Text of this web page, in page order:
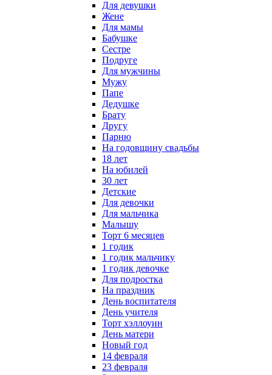
Для девушки
Жене
Для мамы
Бабушке
Сестре
Подруге
Для мужчины
Мужу
Папе
Дедушке
Брату
Другу
Парню
На годовщину свадьбы
18 лет
На юбилей
30 лет
Детские
Для девочки
Для мальчика
Малышу
Торт 6 месяцев
1 годик
1 годик мальчику
1 годик девочке
Для подростка
На праздник
День воспитателя
День учителя
Торт хэллоуин
День матери
Новый год
14 февраля
23 февраля